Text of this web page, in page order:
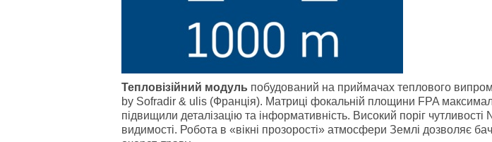
Тепловізійний модуль побудований на приймачах теплового
by Sofradir & ulis (Франція). Матриці фокальній площини FPA
підвищили деталізацію та інформативність. Високий поріг
видимості. Робота в «вікні прозорості» атмосфери Землі дозволяє